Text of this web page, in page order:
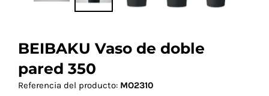
BEIBAKU Vaso de doble
pared 350
Referencia del producto: MO2310